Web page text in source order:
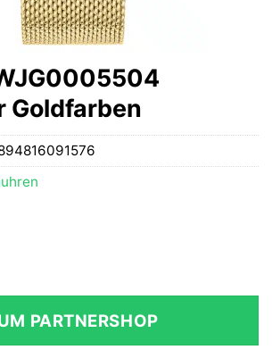
Goldfarben
PARTNERSHOP